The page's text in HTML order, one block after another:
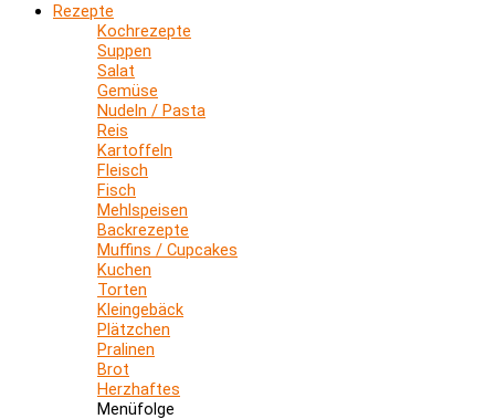
Rezepte
Kochrezepte
Suppen
Salat
Gemüse
Nudeln / Pasta
Reis
Kartoffeln
Fleisch
Fisch
Mehlspeisen
Backrezepte
Muffins / Cupcakes
Kuchen
Torten
Kleingebäck
Plätzchen
Pralinen
Brot
Herzhaftes
Menüfolge